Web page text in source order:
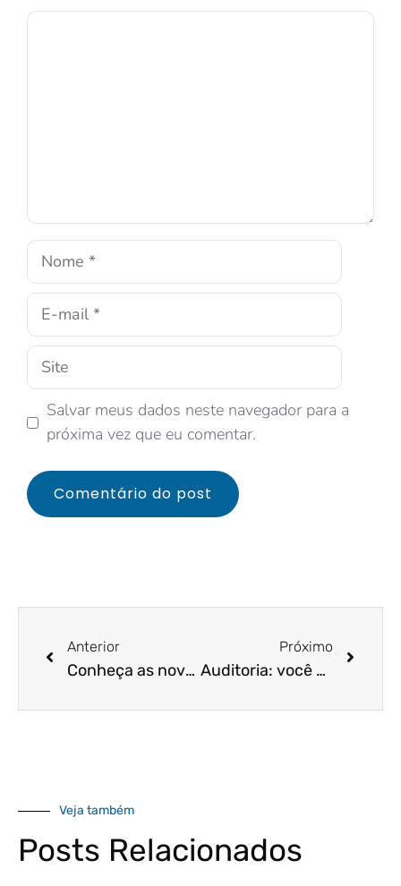
Salvar meus dados neste navegador para a
próxima vez que eu comentar.
Anterior
Conheça as novas regras para registro de empresa!
Próximo
Auditoria: você sabe o que ela, de fato, é?
Veja também
Posts Relacionados